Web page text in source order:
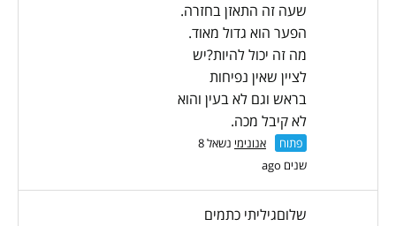
שעה זה התאזן בחזרה.
הפער הוא גדול מאוד.
מה זה יכול להיות?יש
לציין שאין נפיחות
בראש וגם לא בעין והוא
לא קיבל מכה.
פתוח אנונימי
נשאל 8
שנים ago
שלוםגיליתי כתמים